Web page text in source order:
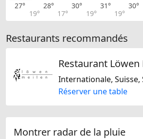
27°
19°
28°
17°
30°
19°
31°
19°
30°
Restaurants recommandés
Réserver une table
Montrer radar de la pluie